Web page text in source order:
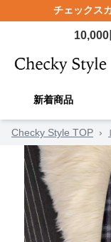
チェックス
10,000
新着商品
Checky Style TOP ›